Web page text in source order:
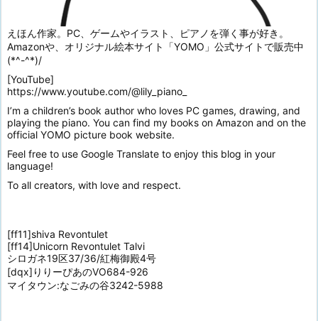
えほん作家。PC、ゲームやイラスト、ピアノを弾く事が好き。
Amazonや、オリジナル絵本サイト「YOMO」公式サイトで販売中
(*^-^*)/
[YouTube]
https://www.youtube.com/@lily_piano_
I’m a children’s book author who loves PC games, drawing, and
playing the piano. You can find my books on Amazon and on the
official YOMO picture book website.
Feel free to use Google Translate to enjoy this blog in your
language!
To all creators, with love and respect.
[ff11]shiva Revontulet
[ff14]Unicorn Revontulet Talvi
シロガネ19区37/36/紅梅御殿4号
[dqx]りりーぴあのVO684-926
マイタウン:なごみの谷3242-5988